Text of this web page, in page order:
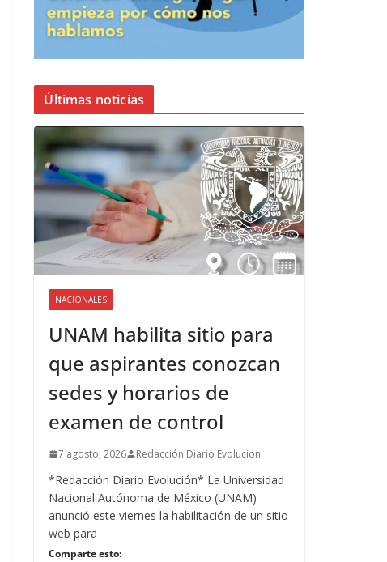
Últimas noticias
NACIONALES
UNAM habilita sitio para
que aspirantes conozcan
sedes y horarios de
examen de control
7 agosto, 2026 Redacción Diario Evolucion
*Redacción Diario Evolución* La Universidad
Nacional Autónoma de México (UNAM)
anunció este viernes la habilitación de un sitio
web para
Comparte esto: